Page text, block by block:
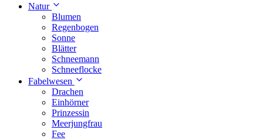
Natur
Blumen
Regenbogen
Sonne
Blätter
Schneemann
Schneeflocke
Fabelwesen
Drachen
Einhörner
Prinzessin
Meerjungfrau
Fee